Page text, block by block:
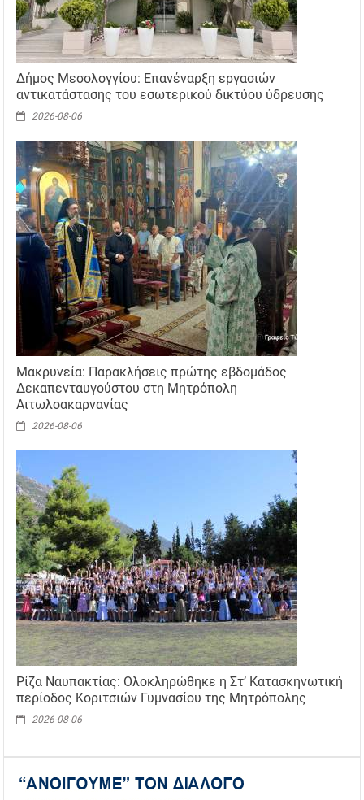
Δήμος Μεσολογγίου: Επανέναρξη εργασιών
αντικατάστασης του εσωτερικού δικτύου ύδρευσης
2026-08-06
Μακρυνεία: Παρακλήσεις πρώτης εβδομάδος
Δεκαπενταυγούστου στη Μητρόπολη
Αιτωλοακαρνανίας
2026-08-06
Ρίζα Ναυπακτίας: Ολοκληρώθηκε η Στ’ Κατασκηνωτική
περίοδος Κοριτσιών Γυμνασίου της Μητρόπολης
2026-08-06